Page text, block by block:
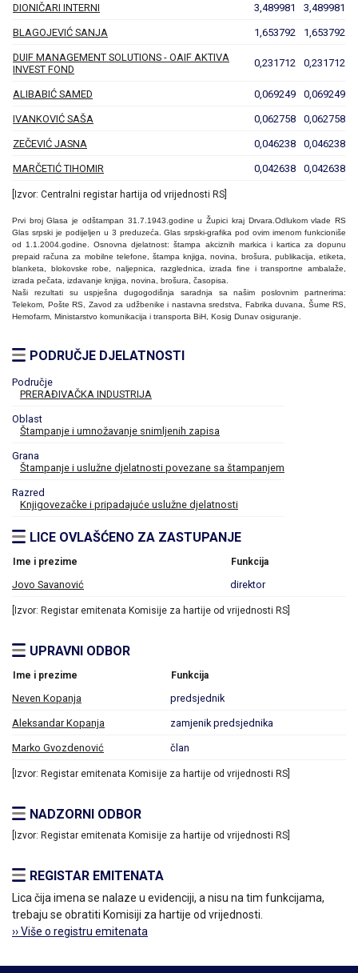
DIONIČARI INTERNI 3,489981 3,489981
BLAGOJEVIĆ SANJA 1,653792 1,653792
DUIF MANAGEMENT SOLUTIONS - OAIF AKTIVA
INVEST FOND
0,231712 0,231712
ALIBABIĆ SAMED 0,069249 0,069249
IVANKOVIĆ SAŠA 0,062758 0,062758
ZEČEVIĆ JASNA 0,046238 0,046238
MARČETIĆ TIHOMIR 0,042638 0,042638
[Izvor: Centralni registar hartija od vrijednosti RS]
Prvi broj Glasa je odštampan 31.7.1943.godine u Župici kraj Drvara.Odlukom vlade RS
Glas srpski je podijeljen u 3 preduzeća. Glas srpski-grafika pod ovim imenom funkcioniše
od 1.1.2004.godine. Osnovna djelatnost: štampa akciznih markica i kartica za dopunu
prepaid računa za mobilne telefone, štampa knjiga, novina, brošura, publikacija, etiketa,
blanketa, blokovske robe, naljepnica, razglednica, izrada fine i transportne ambalaže,
izrada pečata, izdavanje knjiga, novina, brošura, časopisa.
Naši rezultati su uspješna dugogodišnja saradnja sa našim poslovnim partnerima:
Telekom, Pošte RS, Zavod za udžbenike i nastavna sredstva, Fabrika duvana, Šume RS,
Hemofarm, Ministarstvo komunikacija i transporta BiH, Kosig Dunav osiguranje.
PODRUČJE DJELATNOSTI
Područje
PRERAĐIVAČKA INDUSTRIJA
Oblast
Štampanje i umnožavanje snimljenih zapisa
Grana
Štampanje i uslužne djelatnosti povezane sa štampanjem
Razred
Knjigovezačke i pripadajuće uslužne djelatnosti
LICE OVLAŠĆENO ZA ZASTUPANJE
Ime i prezime Funkcija
Jovo Savanović direktor
[Izvor: Registar emitenata Komisije za hartije od vrijednosti RS]
UPRAVNI ODBOR
Ime i prezime Funkcija
Neven Kopanja predsjednik
Aleksandar Kopanja zamjenik predsjednika
Marko Gvozdenović član
[Izvor: Registar emitenata Komisije za hartije od vrijednosti RS]
NADZORNI ODBOR
[Izvor: Registar emitenata Komisije za hartije od vrijednosti RS]
REGISTAR EMITENATA
Lica čija imena se nalaze u evidenciji, a nisu na tim funkcijama,
trebaju se obratiti Komisiji za hartije od vrijednosti.
›› Više o registru emitenata